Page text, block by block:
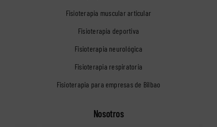
Fisioterapia muscular articular
Fisioterapia deportiva
Fisioterapia neurológica
Fisioterapia respiratoria
Fisioterapia para empresas de Bilbao
Nosotros